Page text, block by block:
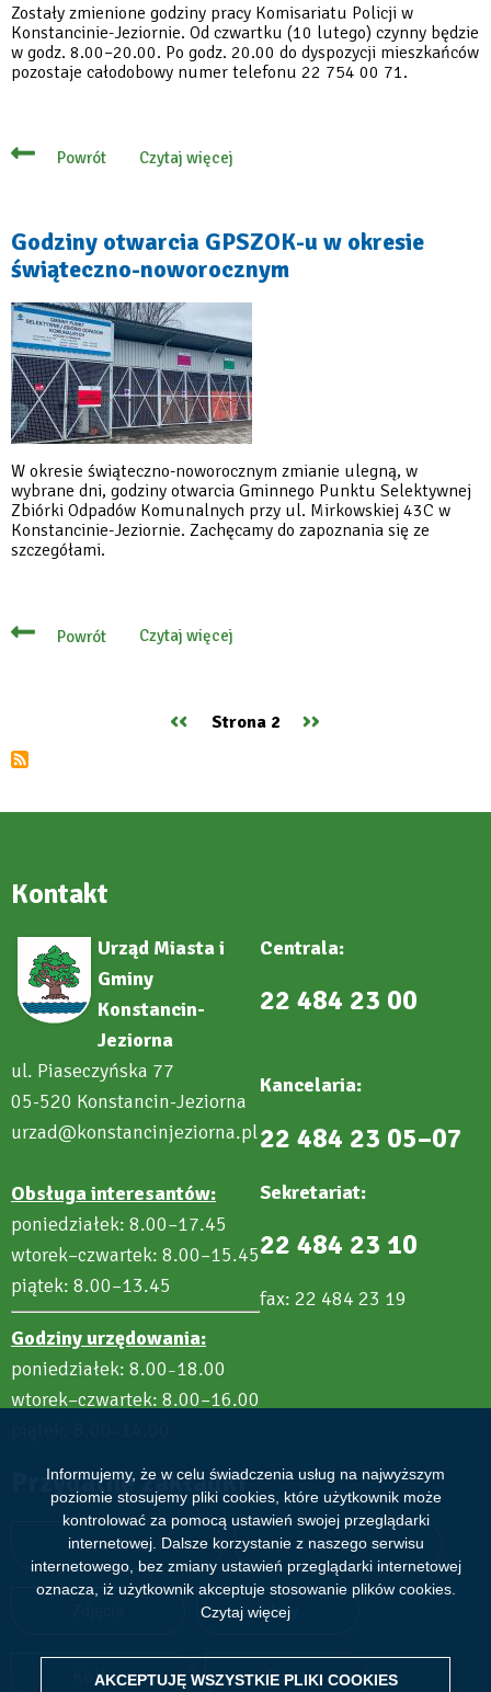
Informujemy, że w celu świadczenia usług na najwyższym
poziomie stosujemy pliki cookies, które użytkownik może
kontrolować za pomocą ustawień swojej przeglądarki
internetowej. Dalsze korzystanie z naszego serwisu
internetowego, bez zmiany ustawień przeglądarki internetowej
oznacza, iż użytkownik akceptuje stosowanie plików cookies.
Czytaj więcej
AKCEPTUJĘ WSZYSTKIE PLIKI COOKIES
WITHDRAW CONSENT
Zostały zmienione godziny pracy Komisariatu Policji w
Konstancinie-Jeziornie. Od czwartku (10 lutego) czynny będzie
w godz. 8.00–20.00. Po godz. 20.00 do dyspozycji mieszkańców
pozostaje całodobowy numer telefonu 22 754 00 71.
Powrót Czytaj więcej
o
Komisariatu
Policji
Godziny otwarcia GPSZOK-u w okresie
świąteczno-noworocznym
W okresie świąteczno-noworocznym zmianie ulegną, w
wybrane dni, godziny otwarcia Gminnego Punktu Selektywnej
Zbiórki Odpadów Komunalnych przy ul. Mirkowskiej 43C w
Konstancinie-Jeziornie. Zachęcamy do zapoznania się ze
szczegółami.
Powrót Czytaj więcej
o
Poprzednia
‹‹ Strona 2
Następna
››
Kontakt
Urząd Miasta i
Gminy
Konstancin-
Jeziorna
ul. Piaseczyńska 77
05-520 Konstancin-Jeziorna
urzad@konstancinjeziorna.pl
Obsługa interesantów:
poniedziałek: 8.00–17.45
wtorek–czwartek: 8.00–15.45
piątek: 8.00–13.45
Godziny urzędowania:
poniedziałek: 8.00–18.00
wtorek–czwartek: 8.00–16.00
Centrala:
22 484 23 00
Kancelaria:
22 484 23 05–07
Sekretariat:
22 484 23 10
fax: 22 484 23 19
Przydatne zakładki
Aktualności Wydarzenia
Filmy
Kultura Sport